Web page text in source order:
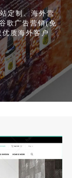
定制、海外营
歌广告营销(免
质海外客户